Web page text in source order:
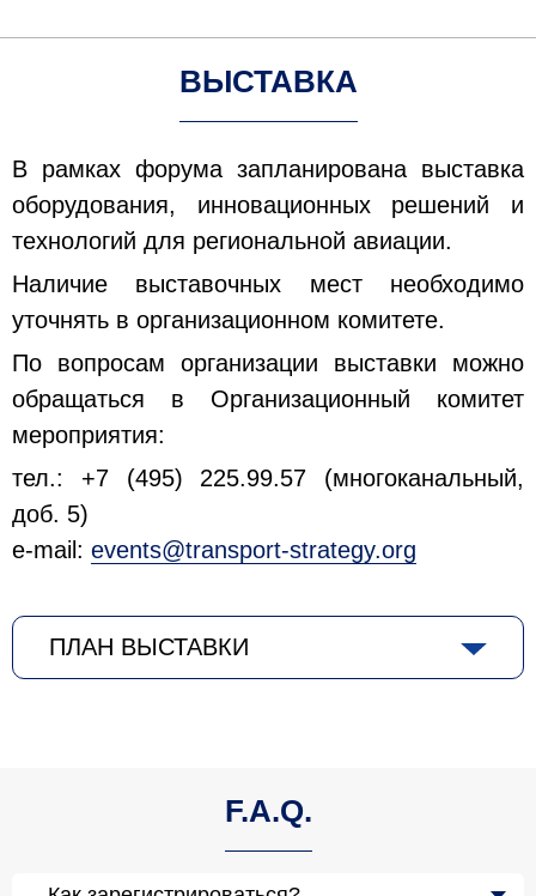
ВЫСТАВКА
В рамках форума запланирована выставка
оборудования, инновационных решений и
технологий для региональной авиации.
Наличие выставочных мест необходимо
уточнять в организационном комитете.
По вопросам организации выставки можно
обращаться в Организационный комитет
мероприятия:
тел.: +7 (495) 225.99.57 (многоканальный,
доб. 5)
e-mail: events@transport-strategy.org
ПЛАН ВЫСТАВКИ
F.A.Q.